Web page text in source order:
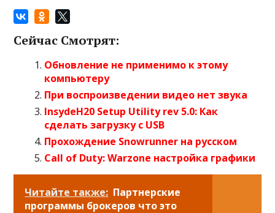
Сейчас Смотрят:
Обновление не применимо к этому
компьютеру
При воспроизведении видео нет звука
InsydeH20 Setup Utility rev 5.0: Как
сделать загрузку с USB
Прохождение Snowrunner на русском
Call of Duty: Warzone настройка графики
Читайте также: Партнерские
программы брокеров что это